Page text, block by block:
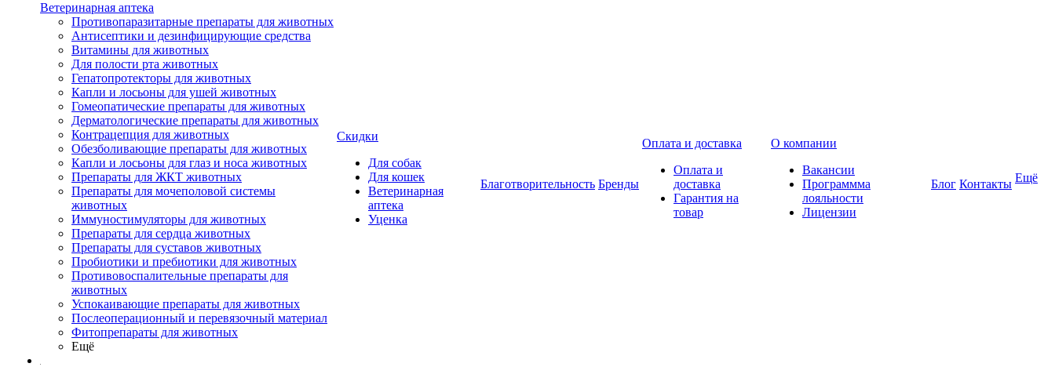
Ветеринарная аптека
Противопаразитарные препараты для животных
Антисептики и дезинфицирующие средства
Витамины для животных
Для полости рта животных
Гепатопротекторы для животных
Капли и лосьоны для ушей животных
Гомеопатические препараты для животных
Дерматологические препараты для животных
Контрацепция для животных
Обезболивающие препараты для животных
Капли и лосьоны для глаз и носа животных
Препараты для ЖКТ животных
Препараты для мочеполовой системы
животных
Иммуностимуляторы для животных
Препараты для сердца животных
Препараты для суставов животных
Пробиотики и пребиотики для животных
Противовоспалительные препараты для
животных
Успокаивающие препараты для животных
Послеоперационный и перевязочный материал
Фитопрепараты для животных
Ещё
Скидки
Для собак
Для кошек
Ветеринарная
аптека
Уценка
Благотворительность Бренды
Оплата и доставка
Оплата и
доставка
Гарантия на
товар
О компании
Вакансии
Программма
лояльности
Лицензии
Блог Контакты Ещё